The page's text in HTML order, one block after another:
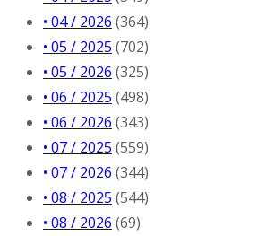
• 04 / 2026 (364)
• 05 / 2025 (702)
• 05 / 2026 (325)
• 06 / 2025 (498)
• 06 / 2026 (343)
• 07 / 2025 (559)
• 07 / 2026 (344)
• 08 / 2025 (544)
• 08 / 2026 (69)